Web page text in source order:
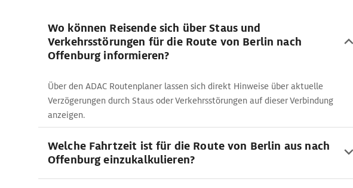
Wo können Reisende sich über Staus und
Verkehrsstörungen für die Route von Berlin nach
Offenburg informieren?
Über den ADAC Routenplaner lassen sich direkt Hinweise über aktuelle
Verzögerungen durch Staus oder Verkehrsstörungen auf dieser Verbindung
anzeigen.
Welche Fahrtzeit ist für die Route von Berlin aus nach
Offenburg einzukalkulieren?